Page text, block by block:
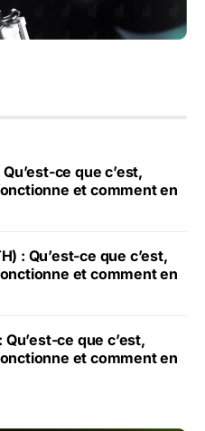
ce que c’est,
et comment en
: Qu’est-ce que c’est,
et comment en
Qu’est-ce que c’est,
et comment en